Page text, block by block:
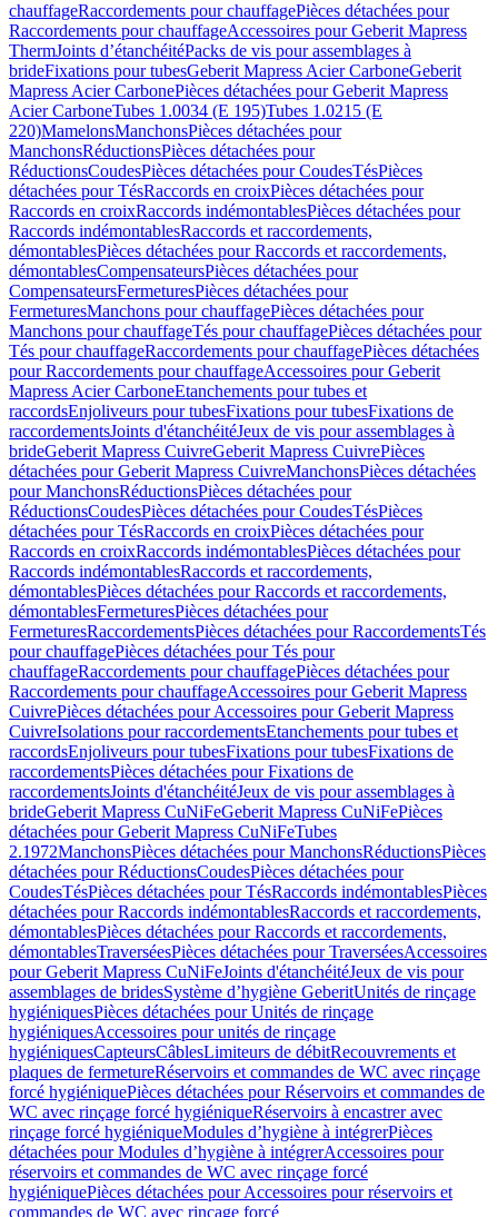
chauffageRaccordements pour chauffagePièces détachées pour
Raccordements pour chauffageAccessoires pour Geberit Mapress
ThermJoints d’étanchéitéPacks de vis pour assemblages à
brideFixations pour tubesGeberit Mapress Acier CarboneGeberit
Mapress Acier CarbonePièces détachées pour Geberit Mapress
Acier CarboneTubes 1.0034 (E 195)Tubes 1.0215 (E
220)MamelonsManchonsPièces détachées pour
ManchonsRéductionsPièces détachées pour
RéductionsCoudesPièces détachées pour CoudesTésPièces
détachées pour TésRaccords en croixPièces détachées pour
Raccords en croixRaccords indémontablesPièces détachées pour
Raccords indémontablesRaccords et raccordements,
démontablesPièces détachées pour Raccords et raccordements,
démontablesCompensateursPièces détachées pour
CompensateursFermeturesPièces détachées pour
FermeturesManchons pour chauffagePièces détachées pour
Manchons pour chauffageTés pour chauffagePièces détachées pour
Tés pour chauffageRaccordements pour chauffagePièces détachées
pour Raccordements pour chauffageAccessoires pour Geberit
Mapress Acier CarboneEtanchements pour tubes et
raccordsEnjoliveurs pour tubesFixations pour tubesFixations de
raccordementsJoints d'étanchéitéJeux de vis pour assemblages à
brideGeberit Mapress CuivreGeberit Mapress CuivrePièces
détachées pour Geberit Mapress CuivreManchonsPièces détachées
pour ManchonsRéductionsPièces détachées pour
RéductionsCoudesPièces détachées pour CoudesTésPièces
détachées pour TésRaccords en croixPièces détachées pour
Raccords en croixRaccords indémontablesPièces détachées pour
Raccords indémontablesRaccords et raccordements,
démontablesPièces détachées pour Raccords et raccordements,
démontablesFermeturesPièces détachées pour
FermeturesRaccordementsPièces détachées pour RaccordementsTés
pour chauffagePièces détachées pour Tés pour
chauffageRaccordements pour chauffagePièces détachées pour
Raccordements pour chauffageAccessoires pour Geberit Mapress
CuivrePièces détachées pour Accessoires pour Geberit Mapress
CuivreIsolations pour raccordementsEtanchements pour tubes et
raccordsEnjoliveurs pour tubesFixations pour tubesFixations de
raccordementsPièces détachées pour Fixations de
raccordementsJoints d'étanchéitéJeux de vis pour assemblages à
brideGeberit Mapress CuNiFeGeberit Mapress CuNiFePièces
détachées pour Geberit Mapress CuNiFeTubes
2.1972ManchonsPièces détachées pour ManchonsRéductionsPièces
détachées pour RéductionsCoudesPièces détachées pour
CoudesTésPièces détachées pour TésRaccords indémontablesPièces
détachées pour Raccords indémontablesRaccords et raccordements,
démontablesPièces détachées pour Raccords et raccordements,
démontablesTraverséesPièces détachées pour TraverséesAccessoires
pour Geberit Mapress CuNiFeJoints d'étanchéitéJeux de vis pour
assemblages de bridesSystème d’hygiène GeberitUnités de rinçage
hygiéniquesPièces détachées pour Unités de rinçage
hygiéniquesAccessoires pour unités de rinçage
hygiéniquesCapteursCâblesLimiteurs de débitRecouvrements et
plaques de fermetureRéservoirs et commandes de WC avec rinçage
forcé hygiéniquePièces détachées pour Réservoirs et commandes de
WC avec rinçage forcé hygiéniqueRéservoirs à encastrer avec
rinçage forcé hygiéniqueModules d’hygiène à intégrerPièces
détachées pour Modules d’hygiène à intégrerAccessoires pour
réservoirs et commandes de WC avec rinçage forcé
hygiéniquePièces détachées pour Accessoires pour réservoirs et
commandes de WC avec rinçage forcé